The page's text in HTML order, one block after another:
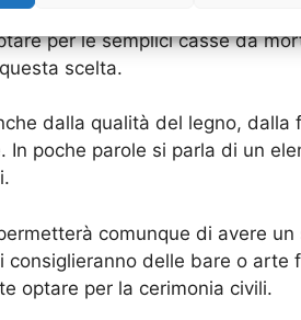
sono aumentate molto
per le semplici casse da
scelta.
dalla qualità del legno,
poche parole si parla di un
comunque di avere
delle bare o
optare per la cerimonia civili.